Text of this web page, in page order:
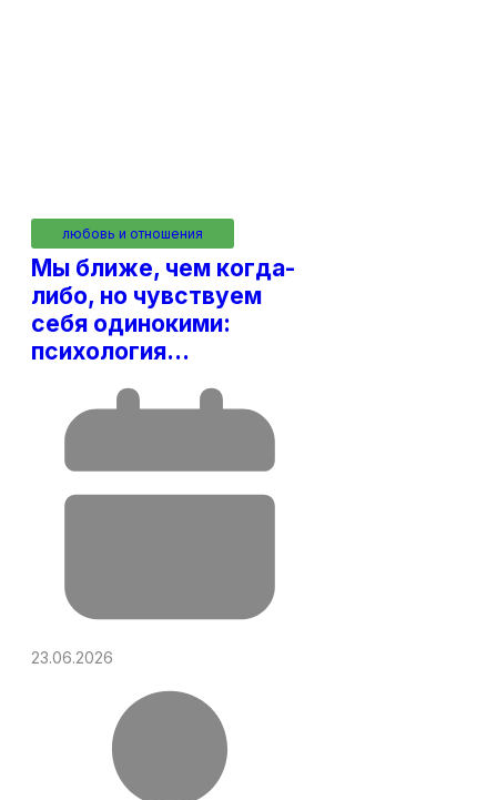
любовь и отношения
Мы ближе, чем когда-
либо, но чувствуем
себя одинокими:
психология…
23.06.2026